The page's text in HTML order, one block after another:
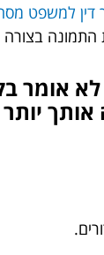
דין למשפט
בצורה
אומר